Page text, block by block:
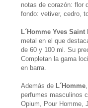
notas de corazón: flor
fondo: vetiver, cedro,
L´Homme Yves Saint
metal en el que
de 60 y 100 ml. Su
Completan la gama
en barra.
Además de L´Homme
perfumes masculinos
Opium, Pour Homme,